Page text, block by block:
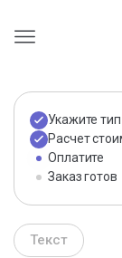
Укажите
Расчет
Оплатите
Заказ готов
Текст